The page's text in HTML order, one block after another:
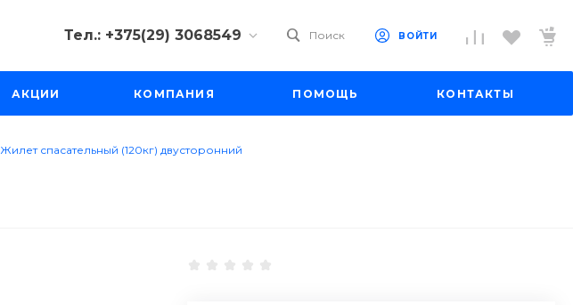
Тел.: +375(29) 3068549
Минск, Пр-д
Пт-Вс с 11:00 до 19:00
Поиск ВОЙТИ
АКЦИИ КОМПАНИЯ ПОМОЩЬ КОНТАКТЫ
Жилет спасательный (120кг) двусторонний